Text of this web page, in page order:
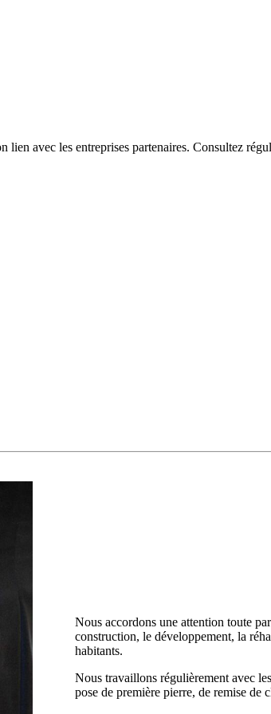
avec les entreprises partenaires. Consultez
Nous accordons une attention toute
construction, le développement, la
habitants.
Nous travaillons régulièrement avec
pose de première pierre, de remise de